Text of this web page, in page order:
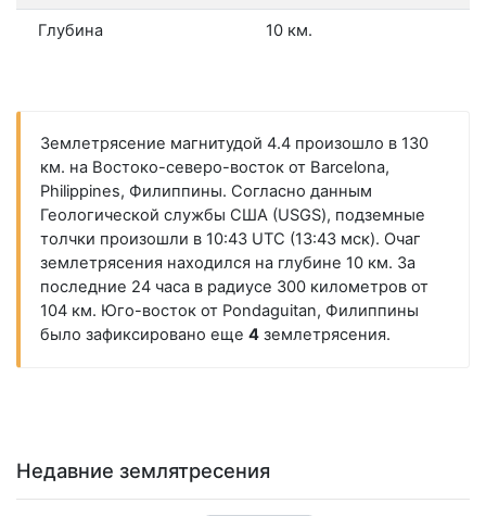
Глубина 10 км.
Землетрясение магнитудой 4.4 произошло в 130
км. на Востоко-северо-восток от Barcelona,
Philippines, Филиппины. Согласно данным
Геологической службы США (USGS), подземные
толчки произошли в 10:43 UTC (13:43 мск). Очаг
землетрясения находился на глубине 10 км. За
последние 24 часа в радиусе 300 километров от
104 км. Юго-восток от Pondaguitan, Филиппины
было зафиксировано еще 4землетрясения.
Недавние землятресения